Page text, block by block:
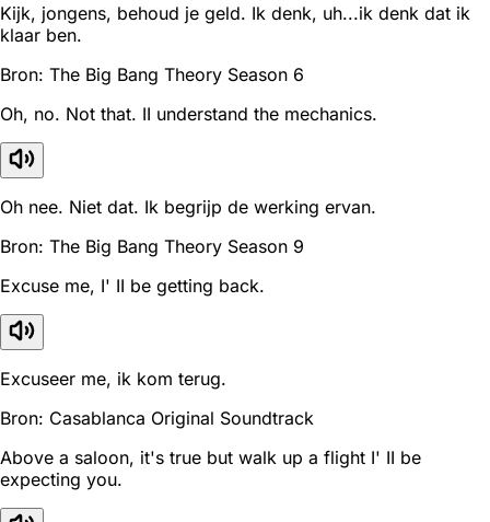
Kijk, jongens, behoud je geld. Ik denk, uh...ik denk dat ik
klaar ben.
Bron: The Big Bang Theory Season 6
Oh, no. Not that. II understand the mechanics.
Oh nee. Niet dat. Ik begrijp de werking ervan.
Bron: The Big Bang Theory Season 9
Excuse me, I' II be getting back.
Excuseer me, ik kom terug.
Bron: Casablanca Original Soundtrack
Above a saloon, it's true but walk up a flight I' II be
expecting you.